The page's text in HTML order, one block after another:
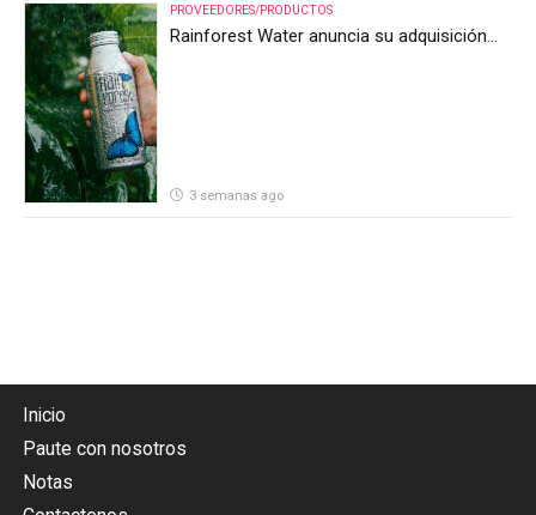
PROVEEDORES/PRODUCTOS
Rainforest Water anuncia su adquisición
3 semanas ago
Inicio
Paute con nosotros
Notas